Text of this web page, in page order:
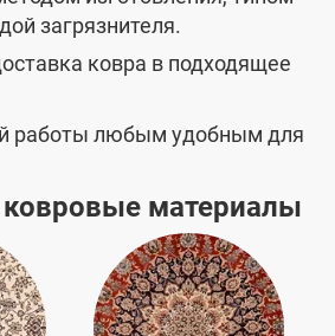
загрязнителя.
ковра в подходящее
работы любым удобным для
материалы